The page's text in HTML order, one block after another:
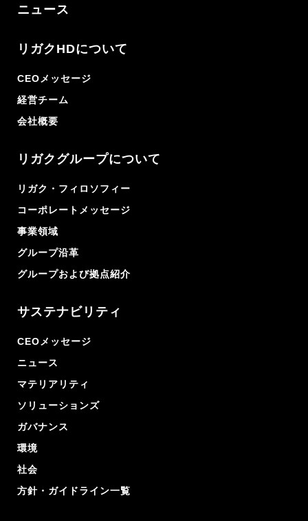
ニュース
リガクHDについて
CEOメッセージ
経営チーム
会社概要
リガクグループについて
リガク・フィロソフィー
コーポレートメッセージ
事業領域
グループ沿革
グループおよび拠点紹介
サステナビリティ
CEOメッセージ
ニュース
マテリアリティ
ソリューションズ
ガバナンス
環境
社会
方針・ガイドライン一覧